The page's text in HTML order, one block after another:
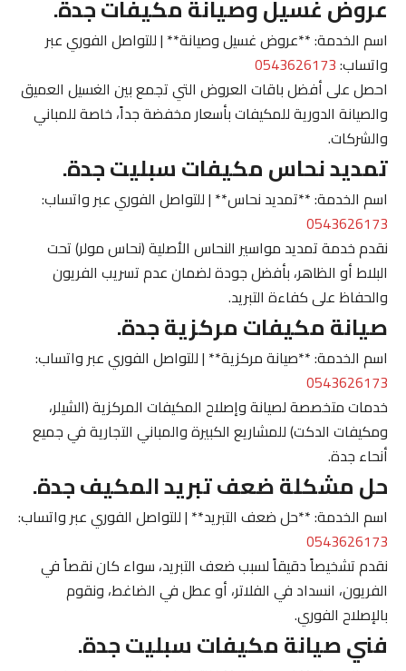
عروض غسيل وصيانة مكيفات جدة.
اسم الخدمة: **عروض غسيل وصيانة** | للتواصل الفوري عبر
واتساب:0543626173
احصل على أفضل باقات العروض التي تجمع بين الغسيل العميق
والصيانة الدورية للمكيفات بأسعار مخفضة جداً، خاصة للمباني
والشركات.
تمديد نحاس مكيفات سبليت جدة.
اسم الخدمة: **تمديد نحاس** | للتواصل الفوري عبر واتساب:
0543626173
نقدم خدمة تمديد مواسير النحاس الأصلية (نحاس مولر) تحت
البلاط أو الظاهر، بأفضل جودة لضمان عدم تسريب الفريون
والحفاظ على كفاءة التبريد.
صيانة مكيفات مركزية جدة.
اسم الخدمة: **صيانة مركزية** | للتواصل الفوري عبر واتساب:
0543626173
خدمات متخصصة لصيانة وإصلاح المكيفات المركزية (الشيلر،
ومكيفات الدكت) للمشاريع الكبيرة والمباني التجارية في جميع
أنحاء جدة.
حل مشكلة ضعف تبريد المكيف جدة.
اسم الخدمة: **حل ضعف التبريد** | للتواصل الفوري عبر واتساب:
0543626173
نقدم تشخيصاً دقيقاً لسبب ضعف التبريد، سواء كان نقصاً في
الفريون، انسداد في الفلاتر، أو عطل في الضاغط، ونقوم
بالإصلاح الفوري.
فني صيانة مكيفات سبليت جدة.